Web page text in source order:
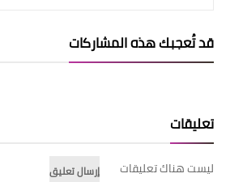
قد تُعجبك هذه المشاركات
تعليقات
ليست هناك تعليقات إرسال تعليق